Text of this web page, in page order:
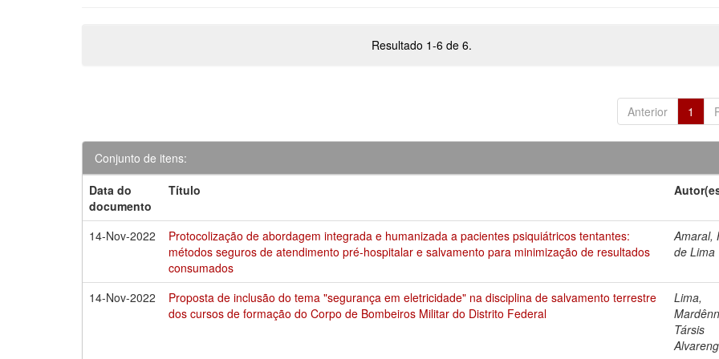
Resultado 1-6 de 6.
Anterior 1
Conjunto de itens:
Data do
documento
Título
14-Nov-2022
Protocolização de abordagem integrada e humanizada a pacientes psiquiátricos tentantes:
métodos seguros de atendimento pré-hospitalar e salvamento para minimização de resultados
consumados
Amaral,
de Lima
14-Nov-2022
Proposta de inclusão do tema "segurança em eletricidade" na disciplina de salvamento terrestre
dos cursos de formação do Corpo de Bombeiros Militar do Distrito Federal
Lima,
Társis